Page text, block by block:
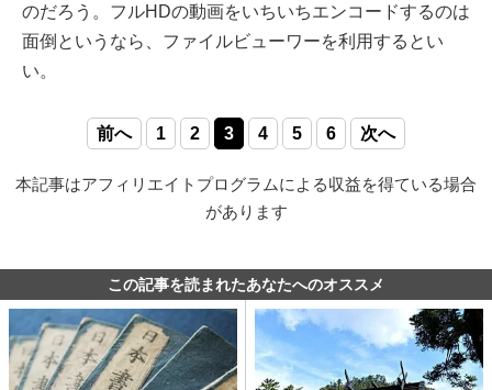
のだろう。フルHDの動画をいちいちエンコードするのは
面倒というなら、ファイルビューワーを利用するとい
い。
前へ 1 2 3 4 5 6 次へ
本記事はアフィリエイトプログラムによる収益を得ている場合
があります
この記事を読まれたあなたへのオススメ